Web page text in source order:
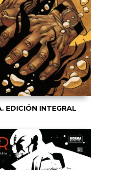
EDICIÓN INTEGRAL